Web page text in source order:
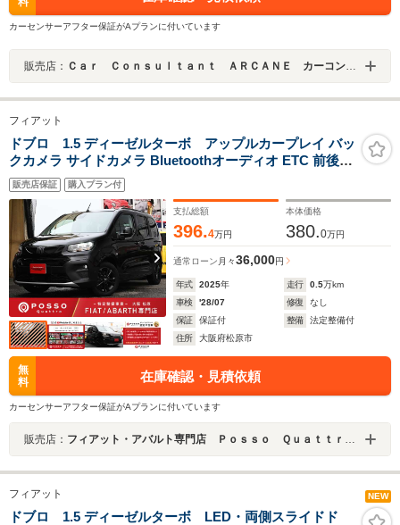
カーセンサーアフター保証がAプランに付いています
販売店： Ｃａｒ Ｃｏｎｓｕｌｔａｎｔ ＡＲＣＡＮＥ カーコンサルタントアーケイン
フィアット
ドブロ 1.5 ディーゼルターボ アップルカープレイ バッ
クカメラ サイドカメラ Bluetoothオーディオ ETC 前後ド
ラレコ レーダークルーズ ブラインドスポットモニター コ
ーナーセンサー スマートキー プッシュスタート 純正AW
LEDヘッド
販売店保証 購入プラン付
支払総額
396.4万円
本体価格
380.0万円
通常ローン 月々36,000円
年式 2025年 走行 0.5万km
車検
'28/07 修復
なし
保証
保証付 整備
法定整備付
住所
大阪府松原市
無
料
在庫確認・見積依頼
カーセンサーアフター保証がAプランに付いています
販売店： フィアット・アバルト専門店 Ｐｏｓｓｏ Ｑｕａｔｔｒｏ （ポッソクワトロ）
フィアット NEW
ドブロ 1.5 ディーゼルターボ LED・両側スライドド